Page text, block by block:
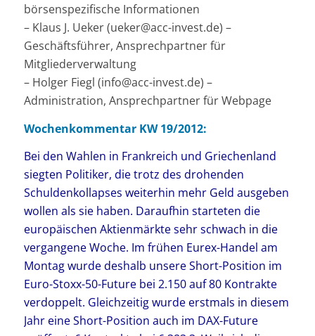
börsenspezifische Informationen
– Klaus J. Ueker (ueker@acc-invest.de) –
Geschäftsführer, Ansprechpartner für
Mitgliederverwaltung
– Holger Fiegl (info@acc-invest.de) –
Administration, Ansprechpartner für Webpage
Wochenkommentar KW 19/2012:
Bei den Wahlen in Frankreich und Griechenland
siegten Politiker, die trotz des drohenden
Schuldenkollapses weiterhin mehr Geld ausgeben
wollen als sie haben. Daraufhin starteten die
europäischen Aktienmärkte sehr schwach in die
vergangene Woche. Im frühen Eurex-Handel am
Montag wurde deshalb unsere Short-Position im
Euro-Stoxx-50-Future bei 2.150 auf 80 Kontrakte
verdoppelt. Gleichzeitig wurde erstmals in diesem
Jahr eine Short-Position auch im DAX-Future